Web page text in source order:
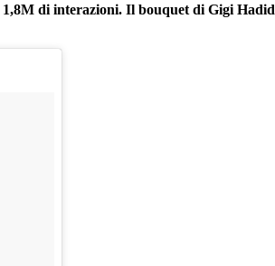
1,8M di interazioni. Il bouquet di Gigi Hadid